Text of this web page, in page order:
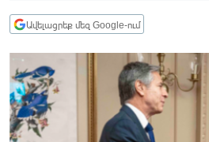
ՂԱՐԱԲԱՂ
ՏԱՐԱԾԱՇՐՋԱՆ
ՄԻՋԱԶԳԱՅԻՆ
ՄՇԱԿՈՒՅԹ
Ավելացրեք մեզ Google-ում